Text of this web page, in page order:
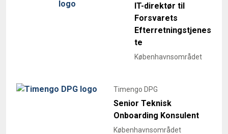
IT-direktør til
Forsvarets
Efterretningstjenes
te
Københavnsområdet
Timengo DPG
Senior Teknisk
Onboarding Konsulent
Københavnsområdet